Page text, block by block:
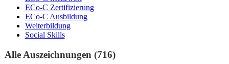
ECo-C Zertifizierung
ECo-C Ausbildung
Weiterbildung
Social Skills
Alle Auszeichnungen (716)